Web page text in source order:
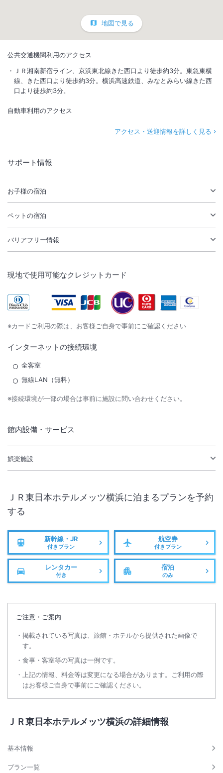
地図で見る
公共交通機関利用のアクセス
ＪＲ湘南新宿ライン、京浜東北線きた西口より徒歩約3分。東急東横
線、きた西口より徒歩約3分。横浜高速鉄道、みなとみらい線きた西
口より徒歩約3分。
自動車利用のアクセス
アクセス・送迎情報を詳しく見る
サポート情報
お子様の宿泊
ペットの宿泊
バリアフリー情報
現地で使用可能なクレジットカード
※カードご利用の際は、お客様ご自身で事前にご確認ください
インターネットの接続環境
全客室
無線LAN（無料）
※接続環境が一部の場合は事前に施設に問い合わせください。
館内設備・サービス
娯楽施設
ＪＲ東日本ホテルメッツ横浜に泊まるプランを予約
する
新幹線・JR
付きプラン
航空券
付きプラン
レンタカー
付き
宿泊
のみ
ご注意・ご案内
掲載されている写真は、旅館・ホテルから提供された画像で
す。
食事・客室等の写真は一例です。
上記の情報、料金等は変更になる場合があります。ご利用の際
はお客様ご自身で事前にご確認ください。
ＪＲ東日本ホテルメッツ横浜の詳細情報
基本情報
プラン一覧